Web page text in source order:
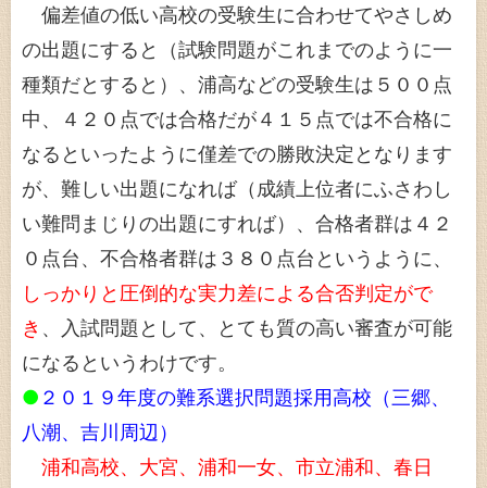
偏差値の低い高校の受験生に合わせてやさしめ
の出題にすると（試験問題がこれまでのように一
種類だとすると）、浦高などの受験生は５００点
中、４２０点では合格だが４１５点では不合格に
なるといったように僅差での勝敗決定となります
が、難しい出題になれば（成績上位者にふさわし
い難問まじりの出題にすれば）、合格者群は４２
０点台、不合格者群は３８０点台というように、
しっかりと圧倒的な実力差による合否判定がで
き 、入試問題として、とても質の高い審査が可能
になるというわけです。
● ２０１９年度の難系選択問題採用高校（三郷、
八潮、吉川周辺）
浦和高校、大宮、浦和一女、市立浦和、春日